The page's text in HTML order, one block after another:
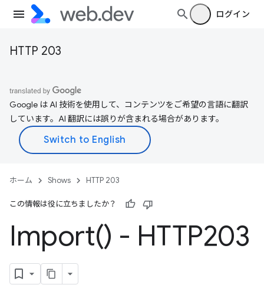
ログイン
HTTP 203
Google は AI 技術を使用して、コンテンツをご希望の言語に翻訳
しています。AI 翻訳には誤りが含まれる場合があります。
ホーム Shows HTTP 203
この情報は役に立ちましたか？
Import() - HTTP203